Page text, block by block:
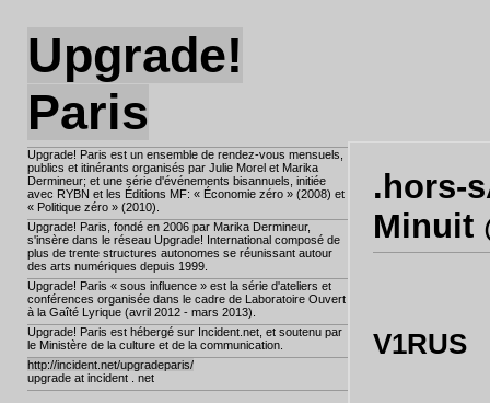
Upgrade!
Paris
Upgrade! Paris est un ensemble de rendez-vous mensuels,
publics et itinérants organisés par Julie Morel et Marika
Dermineur; et une série d'événements bisannuels, initiée
avec RYBN et les Éditions MF: « Économie zéro » (2008) et
« Politique zéro » (2010).
Upgrade! Paris, fondé en 2006 par Marika Dermineur,
s'insère dans le réseau Upgrade! International composé de
plus de trente structures autonomes se réunissant autour
des arts numériques depuis 1999.
Upgrade! Paris « sous influence » est la série d'ateliers et
conférences organisée dans le cadre de Laboratoire Ouvert
à la Gaîté Lyrique (avril 2012 - mars 2013).
Upgrade! Paris est hébergé sur Incident.net, et soutenu par
le Ministère de la culture et de la communication.
http://incident.net/upgradeparis/
upgrade at incident . net
.hors-
Minuit
V1RUS